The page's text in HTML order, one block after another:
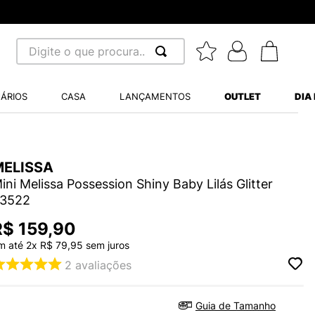
Digite o que procura...
CASA LANÇAMENTOS OUTLET DIA
Melissa Possession Shiny Baby Lilás Glitter
159,90
até 2x R$ 79,95 sem juros
2 avaliações
Guia de Tamanho
BALANCE 530
VANS ULTRARANGE